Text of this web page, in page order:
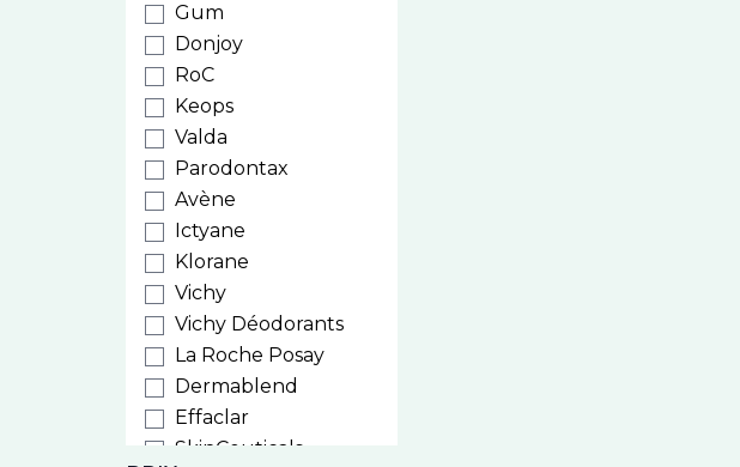
Gum
Donjoy
RoC
Keops
Valda
Parodontax
Avène
Ictyane
Klorane
Vichy
Vichy Déodorants
La Roche Posay
Dermablend
Effaclar
SkinCeuticals